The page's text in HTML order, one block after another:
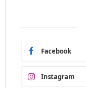
Facebook
Instagram